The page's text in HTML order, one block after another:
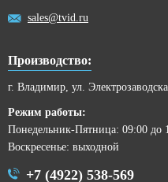
sales@tvid.ru
Производство:
г. Владимир, ул.
Режим работы:
Понедельник-Пятница: 09:00 до
Воскресенье: выходной
+7 (4922) 538-569